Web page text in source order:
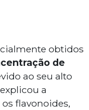
obtidos
de
ao seu alto
a
flavonoides,